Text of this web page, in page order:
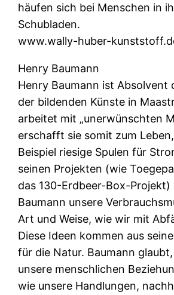
häufen sich bei Menschen in
Schubladen.
www.wally-huber-
Henry Baumann
Henry Baumann ist Absolvent
der bildenden Künste in
arbeitet mit „unerwünschten
erschafft sie somit zum
Beispiel riesige Spulen für
seinen Projekten (wie
das 130-Erdbeer-Box-
Baumann unsere
Art und Weise, wie wir mit
Diese Ideen kommen aus
für die Natur. Baumann
unsere menschlichen
wie unsere Handlungen,